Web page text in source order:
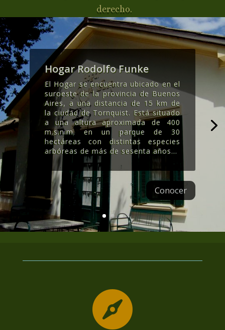
derecho.
Hogar Rodolfo Funke
El Hogar se encuentra ubicado en el
suroeste de la provincia de Buenos
Aires, a una distancia de 15 km de
la ciudad de Tornquist. Está situado
a una altura aproximada de 400
m.s.n.m. en un parque de 30
hectáreas con distintas especies
arbóreas de más de sesenta años...
Conocer
